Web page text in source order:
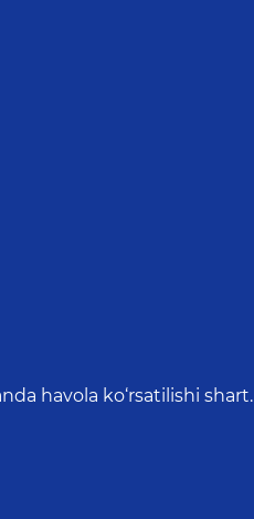
havola ko‘rsatilishi shart.